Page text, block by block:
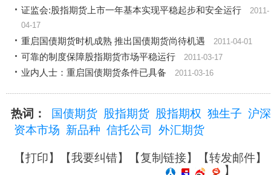
证监会:股指期货上市一年基本实现平稳起步和安全运行 2011-
04-17
重启国债期货时机成熟 推出国债期货尚待机遇
2011-04-01
可靠的制度保障股指期货市场平稳运行 2011-03-17
业内人士：重启国债期货条件已具备 2011-03-16
热词： 国债期货 股指期货 股指期权 独生子 沪深
资本市场 新品种 信托公司 外汇期货
【打印】【我要纠错】【复制链接】【转发邮件】
】